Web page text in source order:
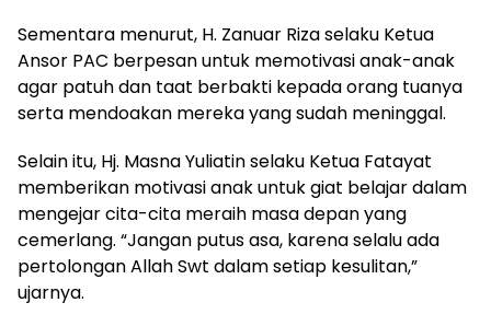
Sementara menurut, H. Zanuar Riza selaku Ketua
Ansor PAC berpesan untuk memotivasi anak-anak
agar patuh dan taat berbakti kepada orang tuanya
serta mendoakan mereka yang sudah meninggal.
Selain itu, Hj. Masna Yuliatin selaku Ketua Fatayat
memberikan motivasi anak untuk giat belajar dalam
mengejar cita-cita meraih masa depan yang
cemerlang. “Jangan putus asa, karena selalu ada
pertolongan Allah Swt dalam setiap kesulitan,”
ujarnya.